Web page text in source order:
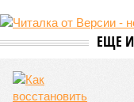
ЕЩЕ